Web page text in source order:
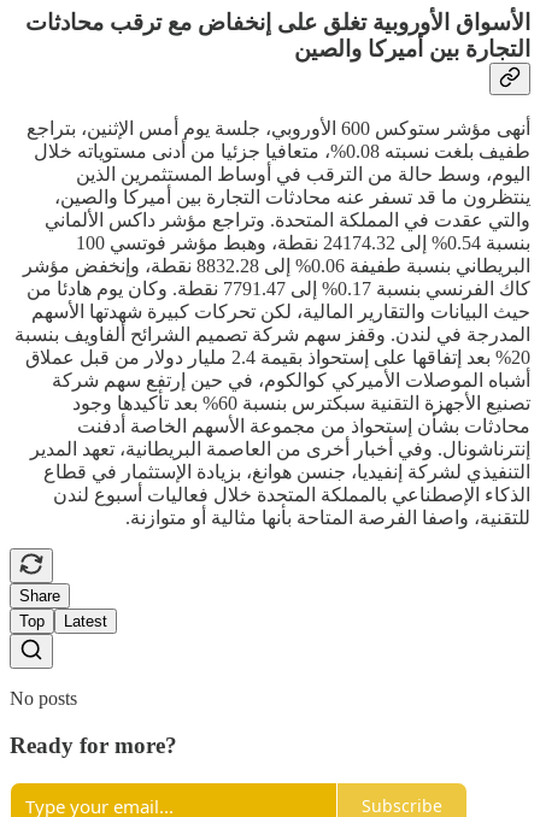
الأسواق الأوروبية تغلق على إنخفاض مع ترقب محادثات
التجارة بين أميركا والصين
أنهى مؤشر ستوكس 600 الأوروبي، جلسة يوم أمس الإثنين، بتراجع
طفيف بلغت نسبته 0.08%، متعافيا جزئيا من أدنى مستوياته خلال
اليوم، وسط حالة من الترقب في أوساط المستثمرين الذين
ينتظرون ما قد تسفر عنه محادثات التجارة بين أميركا والصين،
والتي عقدت في المملكة المتحدة. وتراجع مؤشر داكس الألماني
بنسبة 0.54% إلى 24174.32 نقطة، وهبط مؤشر فوتسي 100
البريطاني بنسبة طفيفة 0.06% إلى 8832.28 نقطة، وإنخفض مؤشر
كاك الفرنسي بنسبة 0.17% إلى 7791.47 نقطة. وكان يوم هادئا من
حيث البيانات والتقارير المالية، لكن تحركات كبيرة شهدتها الأسهم
المدرجة في لندن. وقفز سهم شركة تصميم الشرائح ألفاويف بنسبة
20% بعد إتفاقها على إستحواذ بقيمة 2.4 مليار دولار من قبل عملاق
أشباه الموصلات الأميركي كوالكوم، في حين إرتفع سهم شركة
تصنيع الأجهزة التقنية سبكترس بنسبة 60% بعد تأكيدها وجود
محادثات بشأن إستحواذ من مجموعة الأسهم الخاصة أدفنت
إنترناشونال. وفي أخبار أخرى من العاصمة البريطانية، تعهد المدير
التنفيذي لشركة إنفيديا، جنسن هوانغ، بزيادة الإستثمار في قطاع
الذكاء الإصطناعي بالمملكة المتحدة خلال فعاليات أسبوع لندن
للتقنية، واصفا الفرصة المتاحة بأنها مثالية أو متوازنة.
Share
Top
Latest
No posts
Ready for more?
Subscribe